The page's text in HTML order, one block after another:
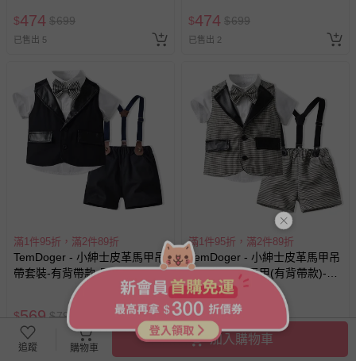
$474 $699
已售出 5
$474 $699
已售出 2
滿1件95折，滿2件89折
TemDoger - 小紳士皮革馬甲吊
帶套裝-有背帶款-黑色
$569 $799
已售出 6
滿1件95折，滿2件89折
TemDoger - 小紳士皮革馬甲吊
帶套裝-格紋馬甲(有背帶款)-淺
棕色
$569 $799
已售出 2
追蹤 購物車
加入購物車